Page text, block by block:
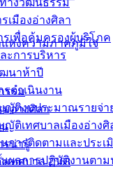
างวัฒนธรรม
เมืองอ่างศิลา
รเพื่อคุ้มครองผู้บริโภค
ะการบริหาร
นาห้าปี
รดำเนินงาน
ญัติงบประมาณรายจ่า
ญัติเทศบาลเมืองอ่างศิ
นการติดตามและประเ
นผลการปฏิบัติงานตา
แห่งความภาคภูมิใจ
รรม
มอ่างศิลา
น
รน่ารู้
เทศบาล 2568